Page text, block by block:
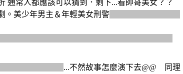
通常人都應該可以猜到．剩下...看帥哥美女？？
。美少年男主＆年輕美女刑警
...不然故事怎麼演下去@@ 同理